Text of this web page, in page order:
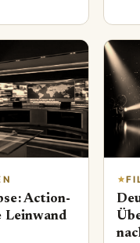
Action-
Leinwand